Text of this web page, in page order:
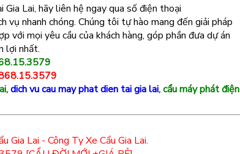
Lai, hãy liên hệ ngay qua số điện thoại
nhanh chóng. Chúng tôi tự hào mang đến giải pháp
với mọi yêu cầu của khách hàng, góp phần đưa dự án
lợi nhất.
dich vu cau may phat dien tai gia lai, cẩu máy phát điện
Gia Lai - Công Ty Xe Cẩu Gia Lai.